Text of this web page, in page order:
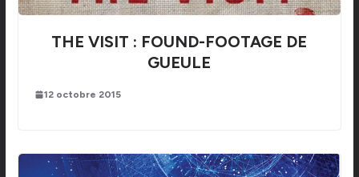
THE VISIT : FOUND-FOOTAGE DE
GUEULE
12 octobre 2015